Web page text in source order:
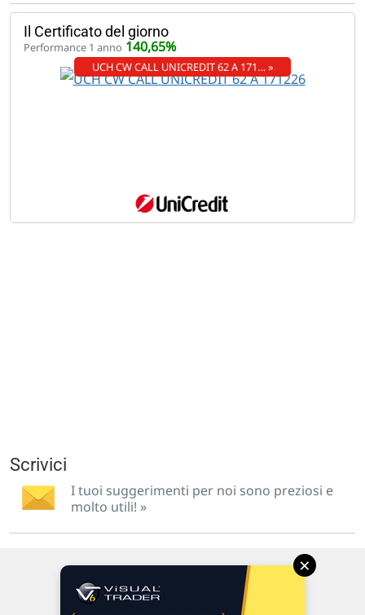
Il Certificato del giorno
Performance 1 anno 140,65%
UCH CW CALL UNICREDIT 62 A 171… »
Scrivici
I tuoi suggerimenti per noi sono preziosi e
molto utili! »
×